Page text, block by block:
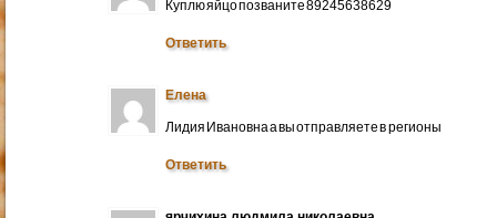
Куплю яйцо позваните 89245638629
Ответить
Елена
Лидия Ивановна а вы отправляете в регионы
Ответить